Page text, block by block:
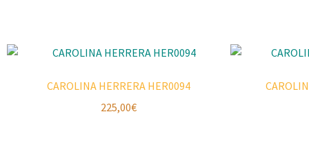
CAROLINA HERRERA HER0094
225,00€